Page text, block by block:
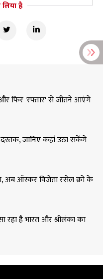
है
और फिर 'रफ्तार' से जीतने आएंगे
जानिए कहां उठा सकेंगे
अब ऑस्कर विजेता रसेल क्रो के
रहा है भारत और श्रीलंका का